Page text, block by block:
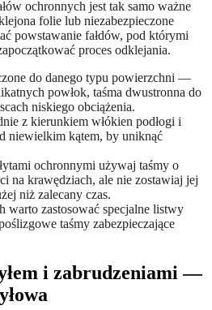
ochronnych jest tak samo ważne
folie lub niezabezpieczone
powstawanie fałdów, pod którymi
proces odklejania.
do danego typu powierzchni —
powłok, taśma dwustronna do
niskiego obciążenia.
z kierunkiem włókien podłogi i
niewielkim kątem, by uniknąć
ochronnymi używaj taśmy o
na krawędziach, ale nie zostawiaj jej
niż zalecany czas.
warto zastosować specjalne listwy
taśmy zabezpieczające
i zabrudzeniami —